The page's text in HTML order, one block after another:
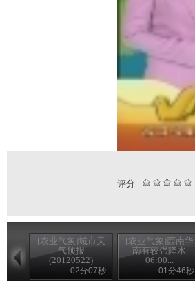
评分
[农业气象]城市天
气预报
(20120522)
02分07秒
[农业气象]西南华
南有较强降水
06:00...
01分46秒